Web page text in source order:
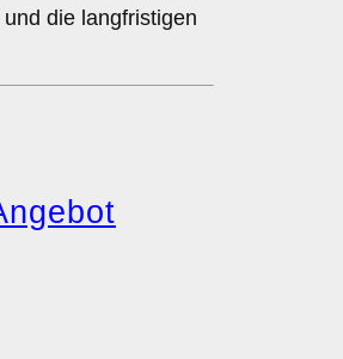
die langfristigen